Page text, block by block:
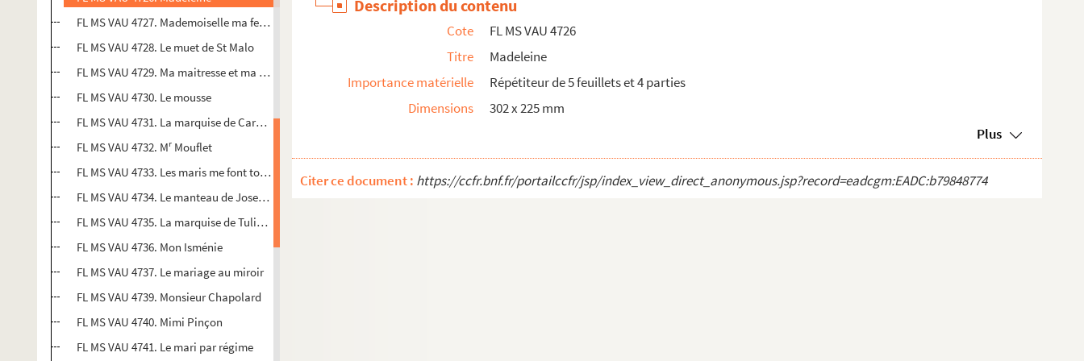
FL MS VAU 4727. Mademoiselle ma femme
FL MS VAU 4728. Le muet de St Malo
FL MS VAU 4729. Ma maitresse et ma femme
FL MS VAU 4730. Le mousse
FL MS VAU 4731. La marquise de Carabas
FL MS VAU 4732. Mr Mouflet
FL MS VAU 4733. Les maris me font toujours rire, comédie-vaudeville en Deux actes par Mr Mr J'aime fils et DelacourT...
FL MS VAU 4734. Le manteau de Joseph, vaudeville en un acte par Mr MrLouis-Boyer et Ch. Nuitter
FL MS VAU 4735. La marquise de Tulipano
FL MS VAU 4736. Mon Isménie
FL MS VAU 4737. Le mariage au miroir
FL MS VAU 4739. Monsieur Chapolard
FL MS VAU 4740. Mimi Pinçon
FL MS VAU 4741. Le mari par régime
Description du contenu
Cote
FL MS VAU 4726
Titre
Madeleine
Importance matérielle
Répétiteur de 5 feuillets et 4 parties
Dimensions
302 x 225 mm
Plus
Citer ce document : https://ccfr.bnf.fr/portailccfr/jsp/index_view_direct_anonymous.jsp?record=eadcgm:EADC:b79848774